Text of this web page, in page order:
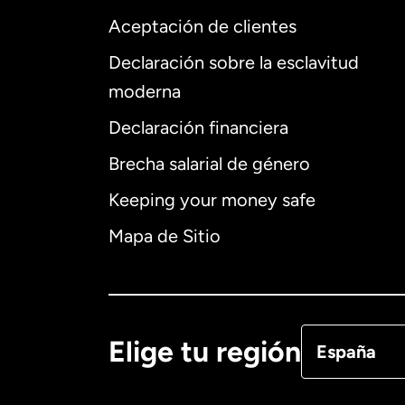
Aceptación de clientes
Declaración sobre la esclavitud
moderna
Declaración financiera
Brecha salarial de género
Keeping your money safe
Mapa de Sitio
Elige tu región España
Internacional
Alemania